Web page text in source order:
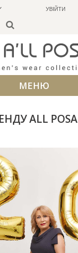
УВІЙТИ
МЕНЮ
ALL POSA